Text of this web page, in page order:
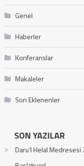
Genel
Haberler
Konferanslar
Makaleler
Son Eklenenler
SON YAZILAR
Daru’l Helal Medresesi